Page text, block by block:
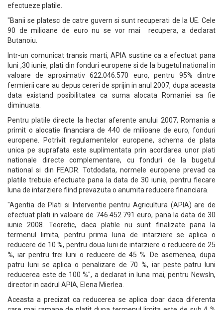
efectueze platile.
"Banii se platesc de catre guvern si sunt recuperati de la UE. Cele
90 de milioane de euro nu se vor mai recupera, a declarat
Butanoiu.
Intr-un comunicat transis marti, APIA sustine ca a efectuat pana
luni ,30 iunie, plati din fonduri europene si de la bugetul national in
valoare de aproximativ 622.046.570 euro, pentru 95% dintre
fermierii care au depus cereri de sprijin in anul 2007, dupa aceasta
data existand posibilitatea ca suma alocata Romaniei sa fie
diminuata.
Pentru platile directe la hectar aferente anului 2007, Romania a
primit o alocatie financiara de 440 de milioane de euro, fonduri
europene. Potrivit regulamentelor europene, schema de plata
unica pe suprafata este suplimentata prin acordarea unor plati
nationale directe complementare, cu fonduri de la bugetul
national si din FEADR. Totdodata, normele europene prevad ca
platile trebuie efectuate pana la data de 30 iunie, pentru fiecare
luna de intarziere fiind prevazuta o anumita reducere financiara.
"Agentia de Plati si Interventie pentru Agricultura (APIA) are de
efectuat plati in valoare de 746.452.791 euro, pana la data de 30
iunie 2008. Teoretic, daca platile nu sunt finalizate pana la
termenul limita, pentru prima luna de intarziere se aplica o
reducere de 10 %, pentru doua luni de intarziere o reducere de 25
%, iar pentru trei luni o reducere de 45 %. De asemenea, dupa
patru luni se aplica o penalizare de 70 %, iar peste patru luni
reducerea este de 100 %", a declarat in luna mai, pentru NewsIn,
director in cadrul APIA, Elena Mierlea.
Aceasta a precizat ca reducerea se aplica doar daca diferenta